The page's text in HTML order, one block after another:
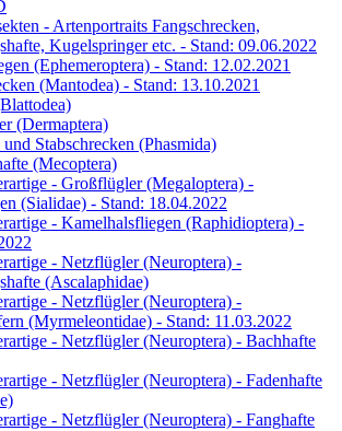
- Artenportraits Fangschrecken,
Kugelspringer etc. - Stand: 09.06.2022
(Ephemeroptera) - Stand: 12.02.2021
(Mantodea) - Stand: 13.10.2021
(Dermaptera)
und Stabschrecken (Phasmida)
(Mecoptera)
- Großflügler (Megaloptera) -
(Sialidae) - Stand: 18.04.2022
- Kamelhalsfliegen (Raphidioptera) -
- Netzflügler (Neuroptera) -
(Ascalaphidae)
- Netzflügler (Neuroptera) -
(Myrmeleontidae) - Stand: 11.03.2022
- Netzflügler (Neuroptera) - Bachhafte
- Netzflügler (Neuroptera) - Fadenhafte
- Netzflügler (Neuroptera) - Fanghafte